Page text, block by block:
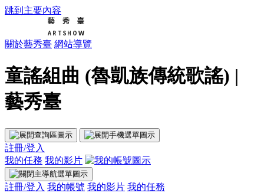
跳到主要內容
關於藝秀臺 網站導覽
童謠組曲 (魯凱族傳統歌謠) |
藝秀臺
註冊/登入
我的任務 我的影片
註冊/登入 我的帳號 我的影片 我的任務